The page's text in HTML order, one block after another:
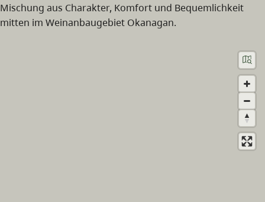
Mischung aus Charakter, Komfort und Bequemlichkeit
mitten im Weinanbaugebiet Okanagan.